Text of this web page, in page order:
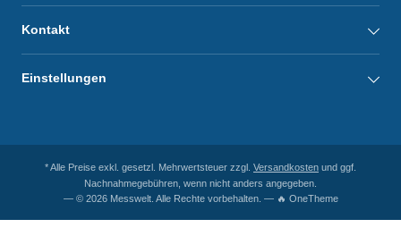
Kontakt
Einstellungen
* Alle Preise exkl. gesetzl. Mehrwertsteuer zzgl. Versandkosten und ggf.
Nachnahmegebühren, wenn nicht anders angegeben.
— © 2026 Messwelt. Alle Rechte vorbehalten. — 🔥 OneTheme